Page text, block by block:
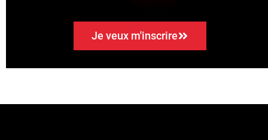
Je veux m'inscrire